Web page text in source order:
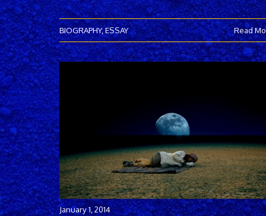
BIOGRAPHY,ESSAY Read
January 1, 2014